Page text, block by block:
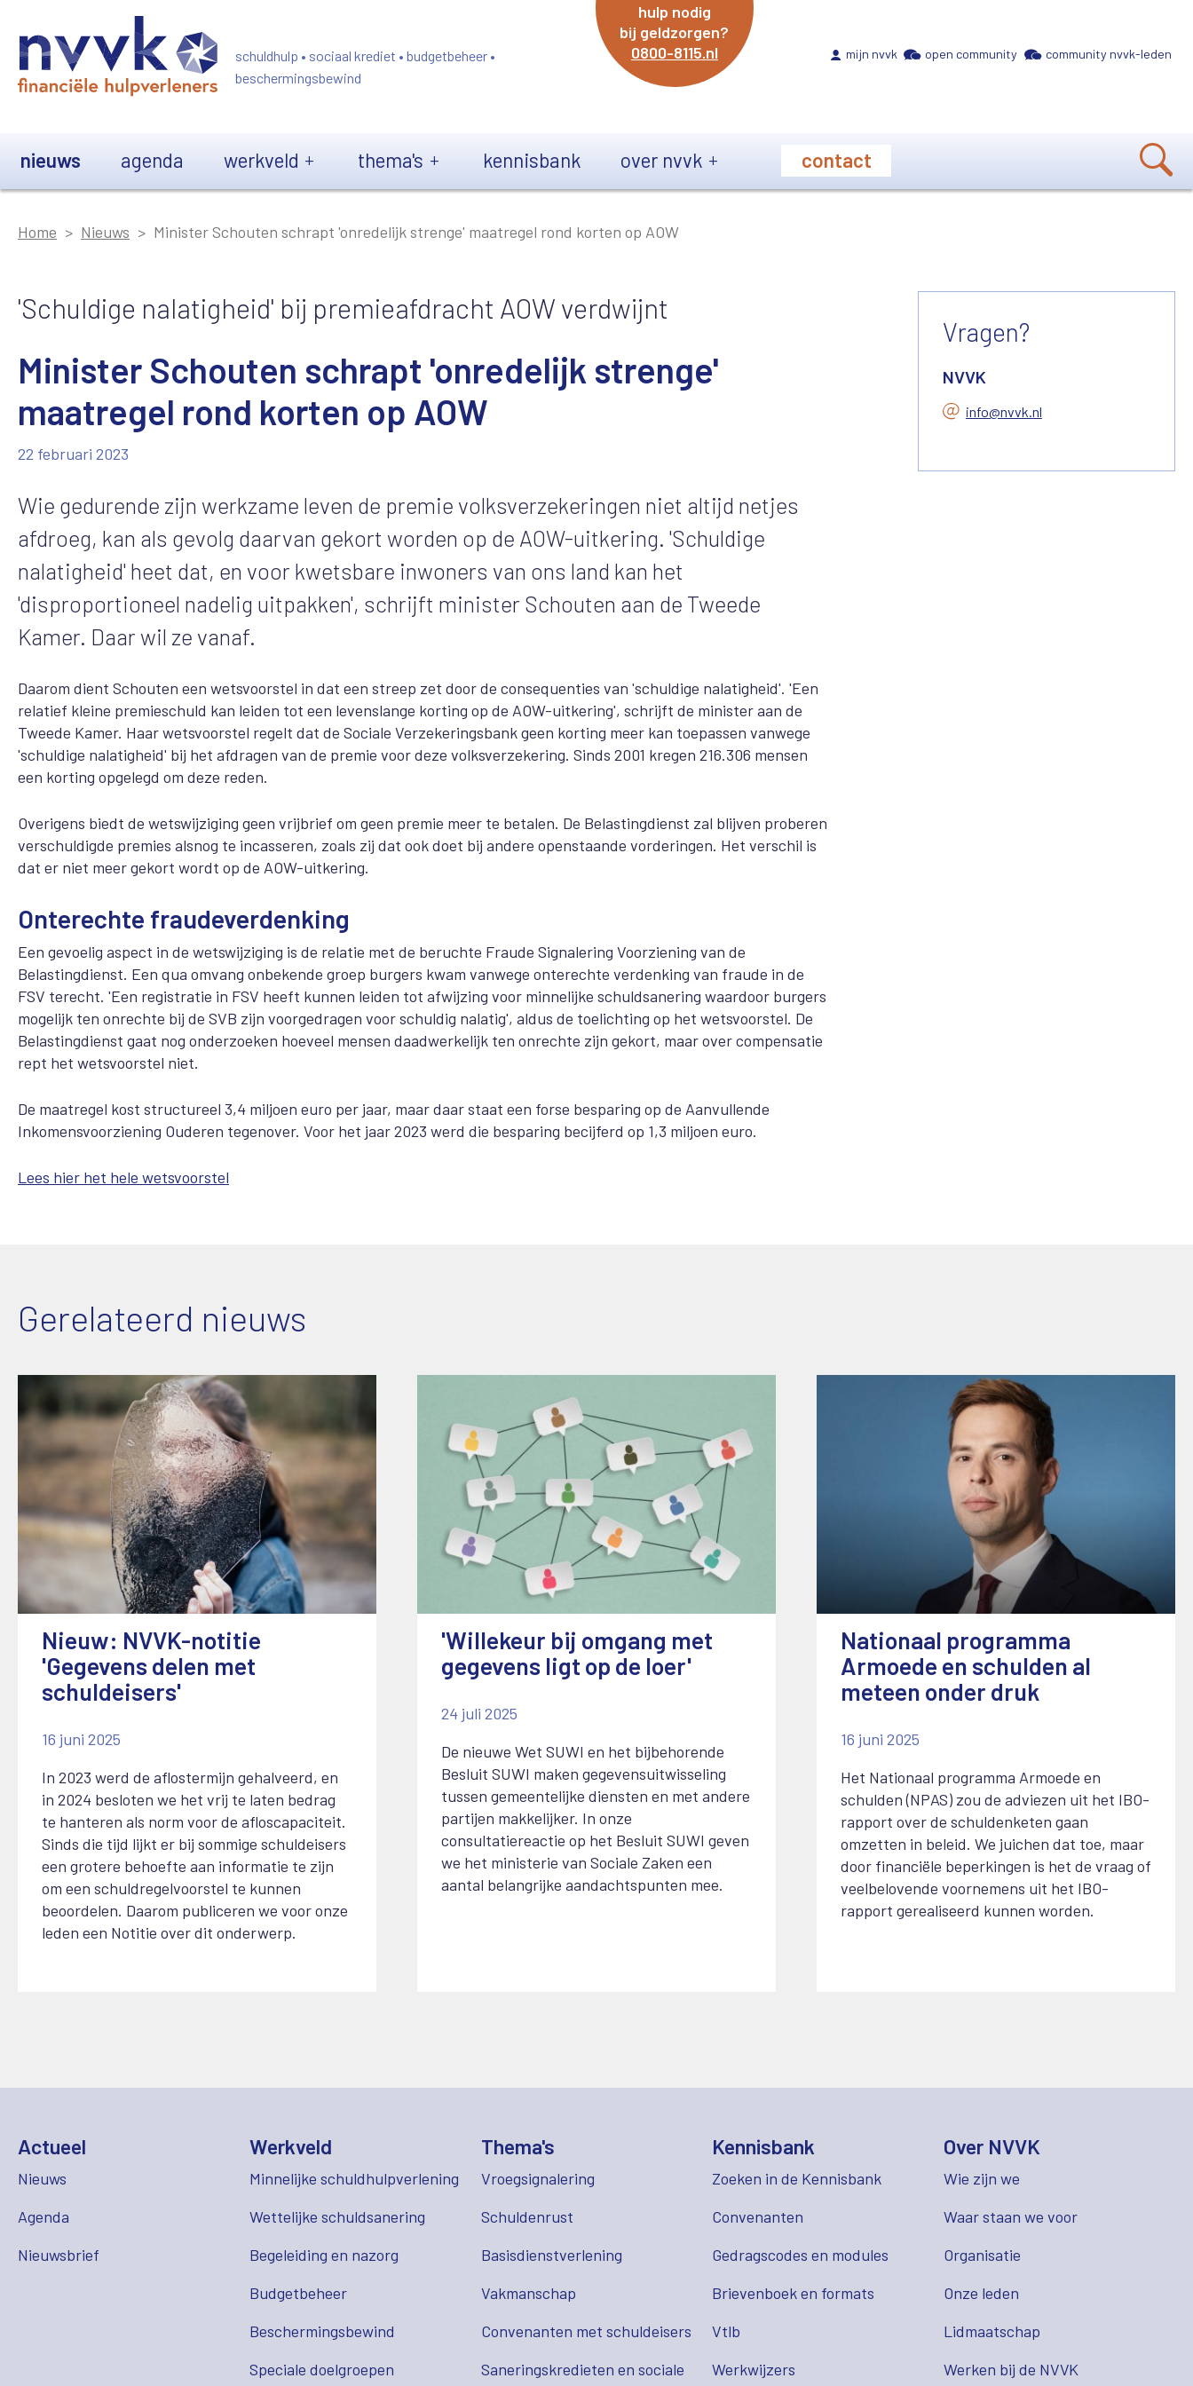
schuldhulp • sociaal krediet • budgetbeheer •
beschermingsbewind
hulp nodig
bij geldzorgen?
0800-8115.nl
mijn nvvk open community community nvvk-leden
nieuws agenda werkveld thema's kennisbank over nvvk contact
Home Nieuws Minister Schouten schrapt 'onredelijk strenge' maatregel rond korten op AOW
'Schuldige nalatigheid' bij premieafdracht AOW verdwijnt
Minister Schouten schrapt 'onredelijk strenge'
maatregel rond korten op AOW
22 februari 2023
Wie gedurende zijn werkzame leven de premie volksverzekeringen niet altijd netjes
afdroeg, kan als gevolg daarvan gekort worden op de AOW-uitkering. 'Schuldige
nalatigheid' heet dat, en voor kwetsbare inwoners van ons land kan het
'disproportioneel nadelig uitpakken', schrijft minister Schouten aan de Tweede
Kamer. Daar wil ze vanaf.
Daarom dient Schouten een wetsvoorstel in dat een streep zet door de consequenties van 'schuldige nalatigheid'. 'Een
relatief kleine premieschuld kan leiden tot een levenslange korting op de AOW-uitkering', schrijft de minister aan de
Tweede Kamer. Haar wetsvoorstel regelt dat de Sociale Verzekeringsbank geen korting meer kan toepassen vanwege
'schuldige nalatigheid' bij het afdragen van de premie voor deze volksverzekering. Sinds 2001 kregen 216.306 mensen
een korting opgelegd om deze reden.
Overigens biedt de wetswijziging geen vrijbrief om geen premie meer te betalen. De Belastingdienst zal blijven proberen
verschuldigde premies alsnog te incasseren, zoals zij dat ook doet bij andere openstaande vorderingen. Het verschil is
dat er niet meer gekort wordt op de AOW-uitkering.
Onterechte fraudeverdenking
Een gevoelig aspect in de wetswijziging is de relatie met de beruchte Fraude Signalering Voorziening van de
Belastingdienst. Een qua omvang onbekende groep burgers kwam vanwege onterechte verdenking van fraude in de
FSV terecht. 'Een registratie in FSV heeft kunnen leiden tot afwijzing voor minnelijke schuldsanering waardoor burgers
mogelijk ten onrechte bij de SVB zijn voorgedragen voor schuldig nalatig', aldus de toelichting op het wetsvoorstel. De
Belastingdienst gaat nog onderzoeken hoeveel mensen daadwerkelijk ten onrechte zijn gekort, maar over compensatie
rept het wetsvoorstel niet.
De maatregel kost structureel 3,4 miljoen euro per jaar, maar daar staat een forse besparing op de Aanvullende
Inkomensvoorziening Ouderen tegenover. Voor het jaar 2023 werd die besparing becijferd op 1,3 miljoen euro.
Lees hier het hele wetsvoorstel
Vragen?
NVVK
info@nvvk.nl
Gerelateerd nieuws
Nieuw: NVVK-notitie
'Gegevens delen met
schuldeisers'
16 juni 2025
In 2023 werd de aflostermijn gehalveerd, en
in 2024 besloten we het vrij te laten bedrag
te hanteren als norm voor de afloscapaciteit.
Sinds die tijd lijkt er bij sommige schuldeisers
een grotere behoefte aan informatie te zijn
om een schuldregelvoorstel te kunnen
beoordelen. Daarom publiceren we voor onze
leden een Notitie over dit onderwerp.
'Willekeur bij omgang met
gegevens ligt op de loer'
24 juli 2025
De nieuwe Wet SUWI en het bijbehorende
Besluit SUWI maken gegevensuitwisseling
tussen gemeentelijke diensten en met andere
partijen makkelijker. In onze
consultatiereactie op het Besluit SUWI geven
we het ministerie van Sociale Zaken een
aantal belangrijke aandachtspunten mee.
Nationaal programma
Armoede en schulden al
meteen onder druk
16 juni 2025
Het Nationaal programma Armoede en
schulden (NPAS) zou de adviezen uit het IBO-
rapport over de schuldenketen gaan
omzetten in beleid. We juichen dat toe, maar
door financiële beperkingen is het de vraag of
veelbelovende voornemens uit het IBO-
rapport gerealiseerd kunnen worden.
Actueel
Nieuws
Agenda
Nieuwsbrief
Werkveld
Minnelijke schuldhulpverlening
Wettelijke schuldsanering
Begeleiding en nazorg
Budgetbeheer
Beschermingsbewind
Speciale doelgroepen
Thema's
Vroegsignalering
Schuldenrust
Basisdienstverlening
Vakmanschap
Convenanten met schuldeisers
Saneringskredieten en sociale
Kennisbank
Zoeken in de Kennisbank
Convenanten
Gedragscodes en modules
Brievenboek en formats
Vtlb
Werkwijzers
Over NVVK
Wie zijn we
Waar staan we voor
Organisatie
Onze leden
Lidmaatschap
Werken bij de NVVK